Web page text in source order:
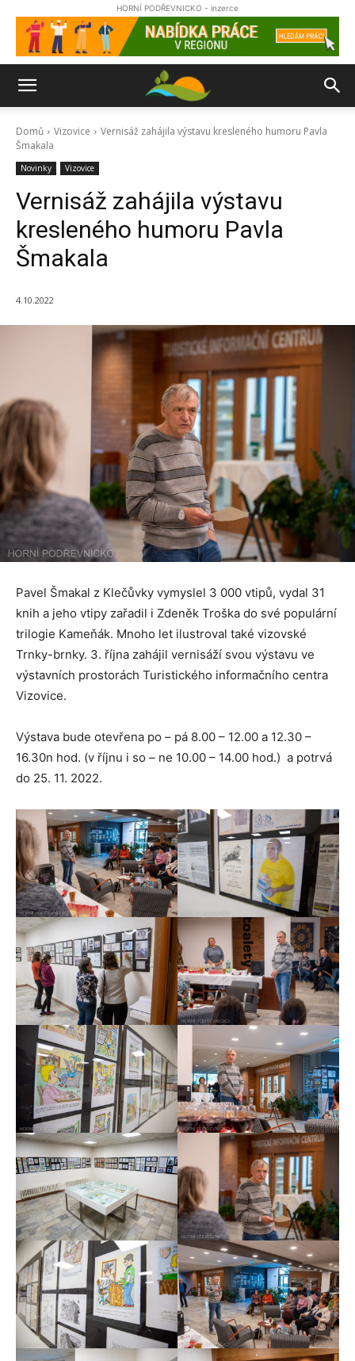
HORNÍ PODŘEVNICKO - inzerce
Domů Vizovice
Vernisáž zahájila výstavu kresleného humoru Pavla
Šmakala
Novinky Vizovice
Vernisáž zahájila výstavu
kresleného humoru Pavla
Šmakala
4.10.2022
Pavel Šmakal z Klečůvky vymyslel 3 000 vtipů, vydal 31
knih a jeho vtipy zařadil i Zdeněk Troška do své populární
trilogie Kameňák. Mnoho let ilustroval také vizovské
Trnky-brnky. 3. října zahájil vernisáží svou výstavu ve
výstavních prostorách Turistického informačního centra
Vizovice.
Výstava bude otevřena po – pá 8.00 – 12.00 a 12.30 –
16.30n hod. (v říjnu i so – ne 10.00 – 14.00 hod.) a potrvá
do 25. 11. 2022.